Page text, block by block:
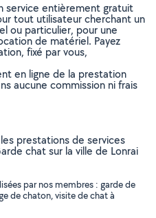
service entièrement gratuit
tout utilisateur cherchant un
ou particulier, pour une
de matériel. Payez
fixé par vous,
en ligne de la prestation
aucune commission ni frais
prestations de services
chat sur la ville de Lonrai
par nos membres : garde de
de chaton, visite de chat à